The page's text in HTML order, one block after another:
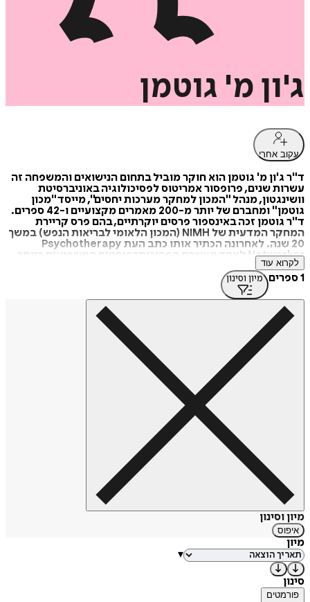
ג'ון מ' גוטמן
עקוב אחרי
ד"ר ג'ון מ' גוטמן הוא חוקר מוביל בתחום הנישואים והמשפחה זה
עשרות שנים, פרופסור אמריטוס לפסיכולוגיה באוניברסיטת
וושינגטון, מנהל "המכון למחקר מערכות יחסים", מייסד "מכון
גוטמן" ומחברם של יותר מ-200 מאמרים מקצועיים ו-42 ספרים.
ד"ר גוטמן זכה באינספור פרסים יוקרתיים, בהם פרס קריירת
המחקר המדעית של NIMH (המכון הלאומי לבריאות הנפש) במשך
20 שנה. לאחרונה הכתיר אותו כתב העת Psychotherapy
Networker לאחד מעשרת הפסיכותרפיסטים המשפיעים ביותר
ברבע המאה האחרונה.
לקרוא עוד
1 ספרים מיון וסינון
מיון וסינון
איפוס
מיון
▾
סינון
פורמטים